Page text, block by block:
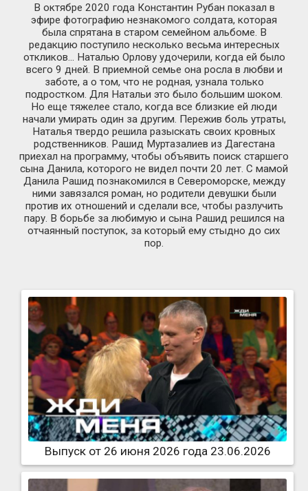
В октябре 2020 года Константин Рубан показал в
эфире фотографию незнакомого солдата, которая
была спрятана в старом семейном альбоме. В
редакцию поступило несколько весьма интересных
откликов… Наталью Орлову удочерили, когда ей было
всего 9 дней. В приемной семье она росла в любви и
заботе, а о том, что не родная, узнала только
подростком. Для Натальи это было большим шоком.
Но еще тяжелее стало, когда все близкие ей люди
начали умирать один за другим. Пережив боль утраты,
Наталья твердо решила разыскать своих кровных
родственников. Рашид Муртазалиев из Дагестана
приехал на программу, чтобы объявить поиск старшего
сына Данила, которого не видел почти 20 лет. С мамой
Данила Рашид познакомился в Североморске, между
ними завязался роман, но родители девушки были
против их отношений и сделали все, чтобы разлучить
пару. В борьбе за любимую и сына Рашид решился на
отчаянный поступок, за который ему стыдно до сих
пор.
Выпуск от 26 июня 2026 года 23.06.2026